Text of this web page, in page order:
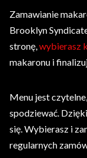
Zamawianie
Brooklyn
stronę, wybierasz
makaronu i
Menu jest
spodziewać.
się. Wybierasz i
regularnych